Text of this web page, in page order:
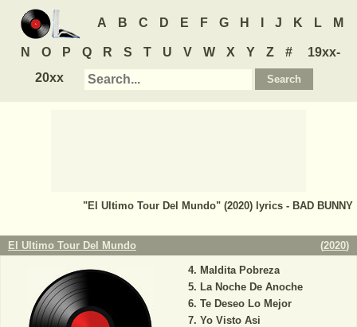
A B C D E F G H J K L M
N O P Q R S T U V W X Y Z #
19xx-
20xx
"El Ultimo Tour Del Mundo" (2020) lyrics - BAD BUNNY
El Ultimo Tour Del Mundo (2020)
Maldita Pobreza
La Noche De Anoche
Te Deseo Lo Mejor
Yo Visto Asi